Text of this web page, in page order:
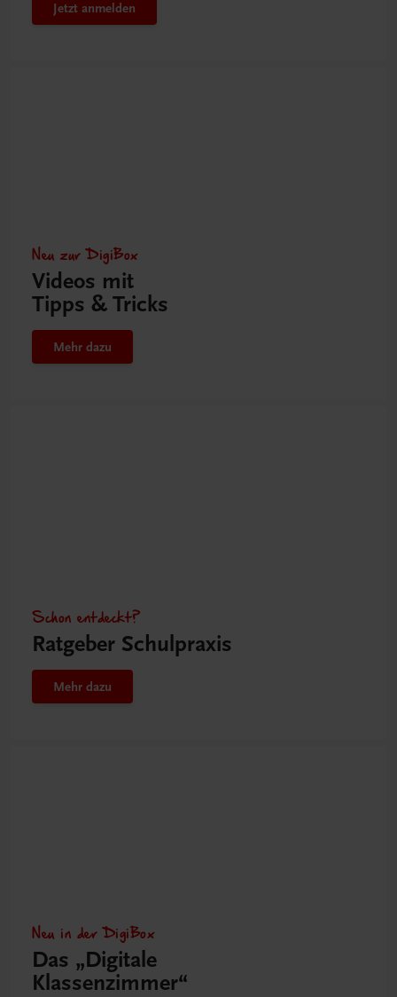
Jetzt anmelden
Neu zur DigiBox
Videos mit
Tipps & Tricks
Mehr dazu
Schon entdeckt?
Ratgeber Schulpraxis
Mehr dazu
Neu in der DigiBox
Das „Digitale
Klassenzimmer“